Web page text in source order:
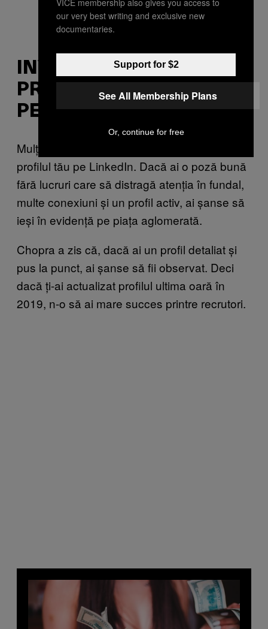
INVESTEȘTE ÎN
PROFILUL TĂU ONLINE
PENTRU JOBURI
Mulți manageri de recrutare o să dea peste
profilul tău pe LinkedIn. Dacă ai o poză bună
fără lucruri care să distragă atenția în fundal,
multe conexiuni și un profil activ, ai șanse să
ieși în evidență pe piața aglomerată.
Chopra a zis că, dacă ai un profil detaliat și
pus la punct, ai șanse să fii observat. Deci
dacă ți-ai actualizat profilul ultima oară în
2019, n-o să ai mare succes printre recrutori.
our very best writing and exclusive new
documentaries.
Support for $2
See All Membership Plans
Or, continue for free